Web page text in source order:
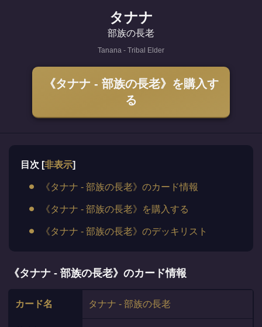
タナナ
部族の長老
Tanana - Tribal Elder
《タナナ - 部族の長老》を購入す
る
目次 [非表示]
《タナナ - 部族の長老》のカード情報
《タナナ - 部族の長老》を購入する
《タナナ - 部族の長老》のデッキリスト
《タナナ - 部族の長老》のカード情報
カード名 タナナ - 部族の長老